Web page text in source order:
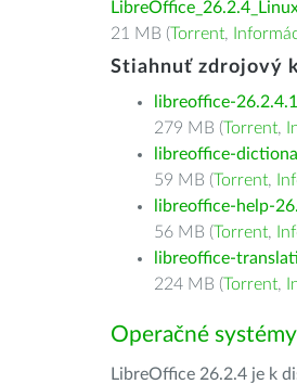
21 MB (Torrent,
Stiahnuť zdrojový
libreoffice-
279 MB (Torrent,
libreoffice-
59 MB (Torrent,
libreoffice-help-
56 MB (Torrent,
libreoffice-
224 MB (Torrent,
Operačné systémy
LibreOffice 26.2.4 je k